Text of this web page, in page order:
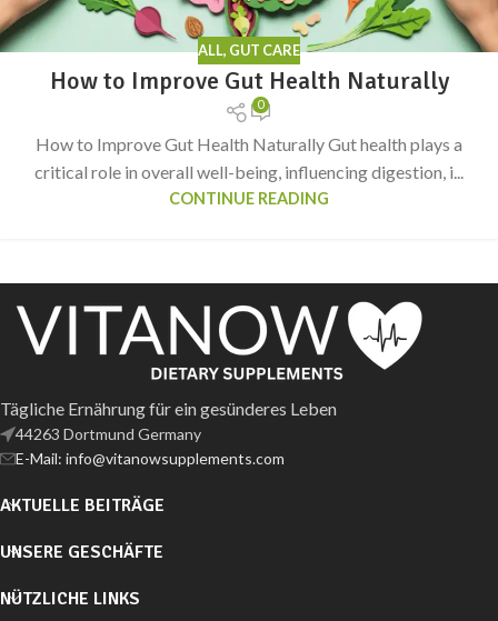
ALL, GUT CARE
How to Improve Gut Health Naturally
0
How to Improve Gut Health Naturally Gut health plays a
critical role in overall well-being, influencing digestion, i...
CONTINUE READING
Tägliche Ernährung für ein gesünderes Leben
44263 Dortmund Germany
E-Mail: info@vitanowsupplements.com
AKTUELLE BEITRÄGE
UNSERE GESCHÄFTE
NÜTZLICHE LINKS